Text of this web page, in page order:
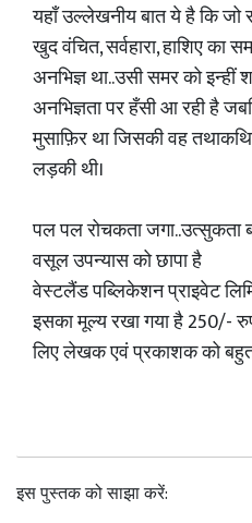
यहाँ उल्लेखनीय बात ये है कि
खुद वंचित, सर्वहारा, हाशिए का
अनभिज्ञ था..उसी समर को
अनभिज्ञता पर हँसी आ रही है
मुसाफ़िर था जिसकी वह
लड़की थी।
पल पल रोचकता जगा..उत्सुकता
वसूल उपन्यास को छापा है
वेस्टलैंड पब्लिकेशन प्राइवेट
इसका मूल्य रखा गया है 250/-
लिए लेखक एवं प्रकाशक को
इस पुस्तक को साझा करें: